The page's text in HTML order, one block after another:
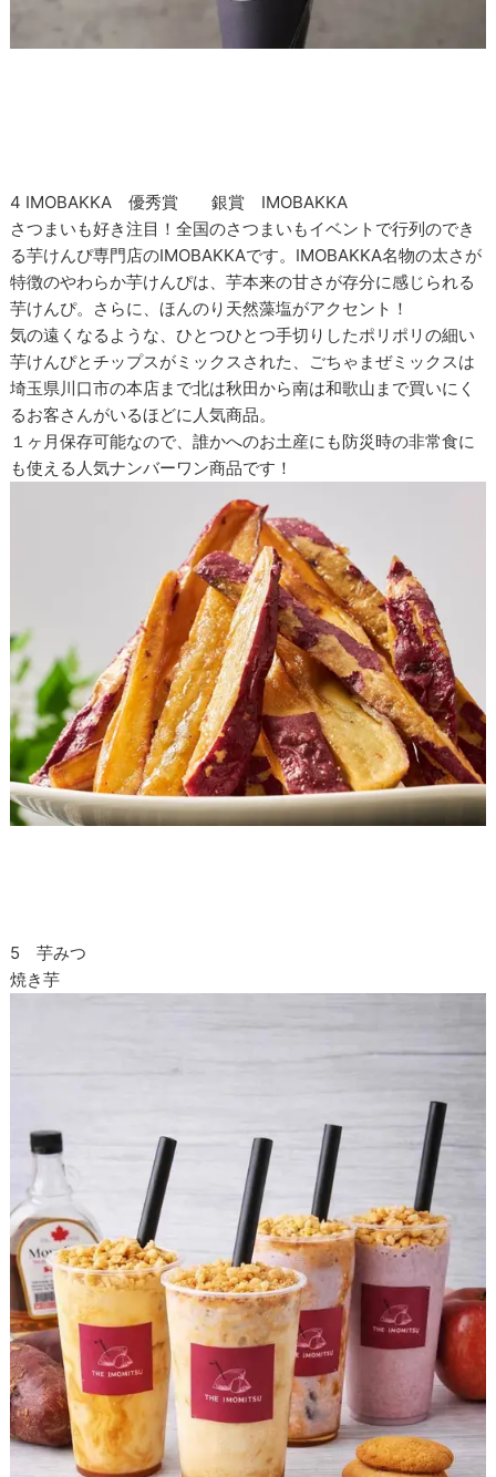
4 IMOBAKKA 優秀賞 銀賞 IMOBAKKA
さつまいも好き注目！全国のさつまいもイベントで行列のでき
る芋けんぴ専門店のIMOBAKKAです。IMOBAKKA名物の太さが
特徴のやわらか芋けんぴは、芋本来の甘さが存分に感じられる
芋けんぴ。さらに、ほんのり天然藻塩がアクセント！
気の遠くなるような、ひとつひとつ手切りしたポリポリの細い
芋けんぴとチップスがミックスされた、ごちゃまぜミックスは
埼玉県川口市の本店まで北は秋田から南は和歌山まで買いにく
るお客さんがいるほどに人気商品。
１ヶ月保存可能なので、誰かへのお土産にも防災時の非常食に
も使える人気ナンバーワン商品です！
5 芋みつ
焼き芋